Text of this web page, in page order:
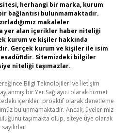
herhangi bir marka, kurum
bağlantısı bulunmamaktadır.
makaleler
yer alan içerikler haber niteliği
kurum ve kişiler hakkında
Gerçek kurum ve kişiler ile isim
Sitemizdeki bilgiler
niteliği taşımazlar.
Bilgi Teknolojileri ve İletişim
bir Yer Sağlayıcı olarak hizmet
içerikleri proaktif olarak denetleme
bulunmamaktadır. Ancak, üyelerimiz
taşımakta olup, siteye üye olarak